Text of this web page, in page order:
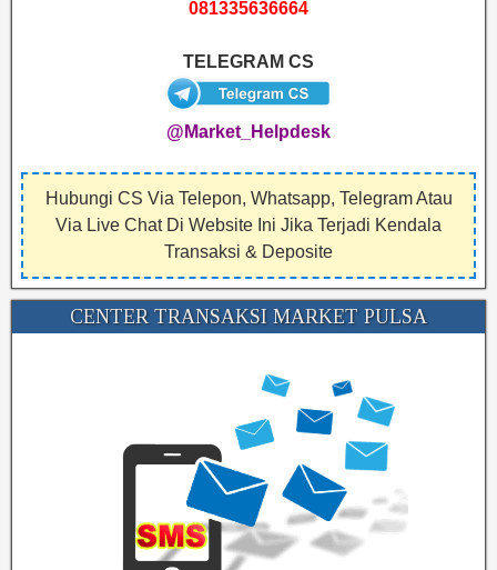
081335636664
TELEGRAM CS
@Market_Helpdesk
Hubungi CS Via Telepon, Whatsapp, Telegram Atau
Via Live Chat Di Website Ini Jika Terjadi Kendala
Transaksi & Deposite
CENTER TRANSAKSI MARKET PULSA